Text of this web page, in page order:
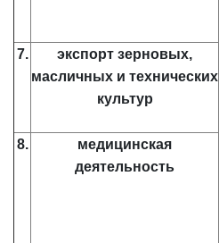
7.
экспорт зерновых,
масличных и технических
культур
8.
медицинская
деятельность